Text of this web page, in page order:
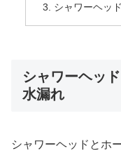
シャワーヘッ
シャワーヘッ
水漏れ
シャワーヘッドとホ